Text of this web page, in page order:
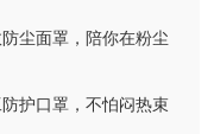
尘面罩，陪你在粉尘
护口罩，不怕闷热束